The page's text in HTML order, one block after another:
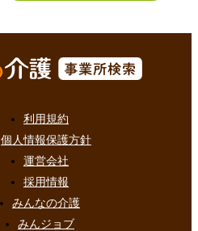
利用規約
個人情報保護方針
運営会社
採用情報
みんなの介護
みんジョブ